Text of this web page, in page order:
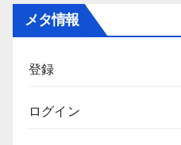
メタ情報
登録
ログイン